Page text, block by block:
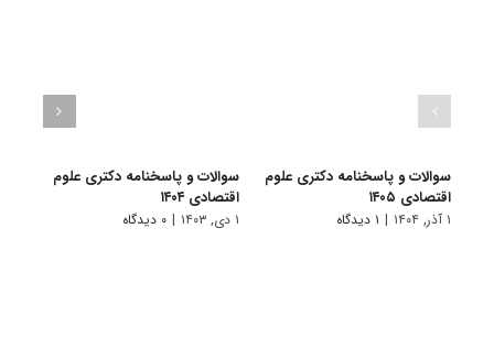
سوالات و پاسخنامه دکتری علوم
اقتصادی ۱۴۰۵
۱ آذر, ۱۴۰۴ | ۱ دیدگاه
سوالات و پاسخنامه دکتری علوم
اقتصادی ۱۴۰۴
۱ دی, ۱۴۰۳ | ۰ دیدگاه